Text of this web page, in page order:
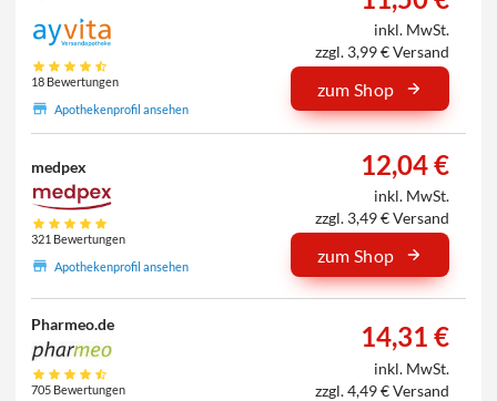
18 Bewertungen
Apothekenprofil ansehen
inkl. MwSt.
zzgl. 3,99 € Versand
zum Shop
medpex
321 Bewertungen
Apothekenprofil ansehen
12,04 €
inkl. MwSt.
zzgl. 3,49 € Versand
zum Shop
Pharmeo.de
705 Bewertungen
14,31 €
inkl. MwSt.
zzgl. 4,49 € Versand